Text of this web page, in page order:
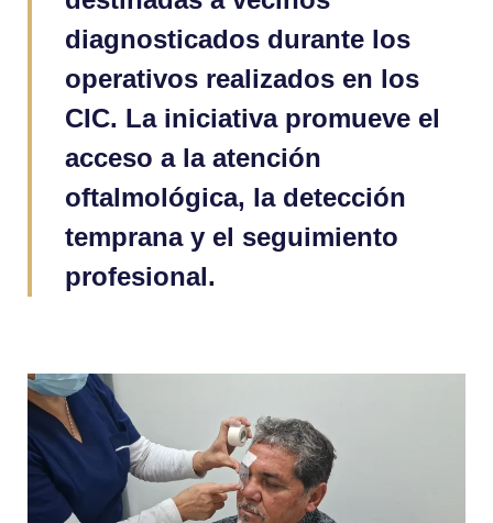
diagnosticados durante los
operativos realizados en los
CIC. La iniciativa promueve el
acceso a la atención
oftalmológica, la detección
temprana y el seguimiento
profesional.